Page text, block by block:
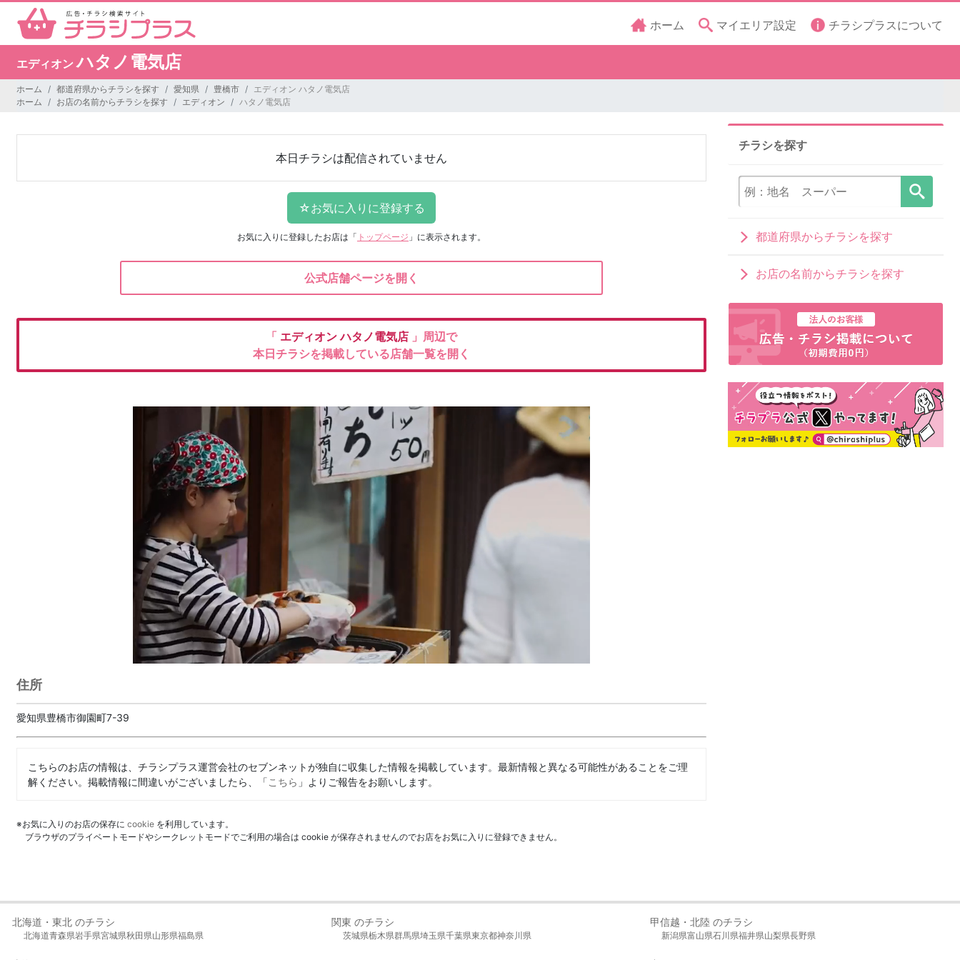
ホーム マイエリア設定 チラシプラスについて
エディオンハタノ電気店
ホーム 都道府県からチラシを探す 愛知県 豊橋市
エディオン ハタノ電気店
ホーム
お店の名前からチラシを探す エディオン ハタノ電気店
本日チラシは配信されていません
お気に入りに登録したお店は 「 トップページ 」に表示されます。
公式店舗ページを開く
「 エディオンハタノ電気店 」周辺で
本日チラシを掲載している店舗一覧を開く
住所
愛知県豊橋市御園町7-39
こちらのお店の情報は、チラシプラス運営会社のセブンネットが独自に収集した情報を掲載しています。最新情報と異なる可能性があることをご理
解ください。掲載情報に間違いがございましたら、「こちら 」よりご報告をお願いします。
※お気に入りのお店の保存に cookie を利用しています。
ブラウザのプライベートモードやシークレットモードでご利用の場合は cookie が保存されませんのでお店をお気に入りに登録できません。
チラシを探す
都道府県からチラシを探す
お店の名前からチラシを探す
北海道・東北 のチラシ
北海道青森県岩手県宮城県秋田県山形県福島県
関東 のチラシ
茨城県栃木県群馬県埼玉県千葉県東京都神奈川県
甲信越・北陸 のチラシ
新潟県富山県石川県福井県山梨県長野県